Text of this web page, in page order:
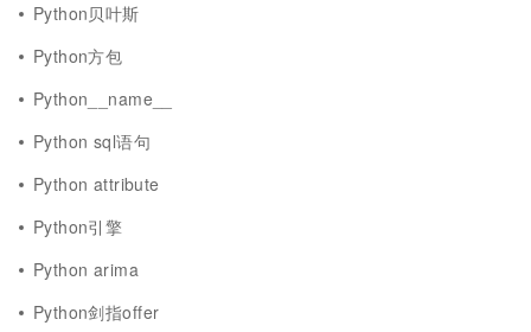
Python贝叶斯
Python方包
Python__name__
Python sql语句
Python attribute
Python引擎
Python arima
Python剑指offer